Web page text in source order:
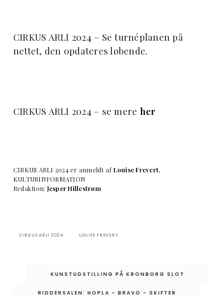
CIRKUS ARLI 2024 – Se turnéplanen på
nettet, den opdateres løbende.
CIRKUS ARLI 2024 – se mere her
CIRKUS ARLI 2024 er anmeldt afLouise Frevert,
KULTURINFORMATION
Redaktion: Jesper Hillestrøm
CIRKUS ARLI 2024 LOUISE FREVERT
Indlægsnavigation
KUNSTUDSTILLING PÅ KRONBORG SLOT
RIDDERSALEN: HOPLA – BRAVO – SKIFTER